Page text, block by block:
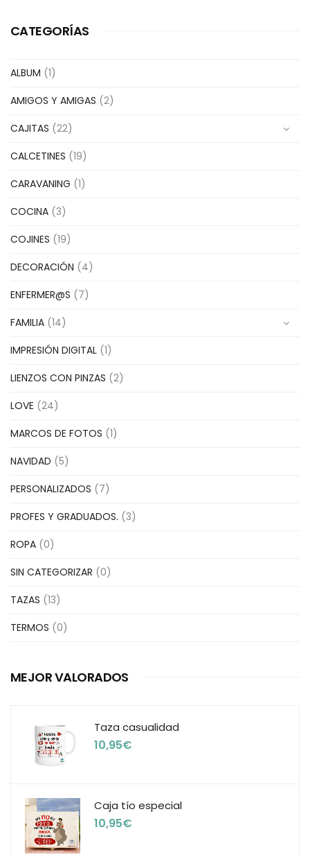
CATEGORÍAS
ALBUM (1)
AMIGOS Y AMIGAS (2)
CAJITAS (22)
CALCETINES (19)
CARAVANING (1)
COCINA (3)
COJINES (19)
DECORACIÓN (4)
ENFERMER@S (7)
FAMILIA (14)
IMPRESIÓN DIGITAL (1)
LIENZOS CON PINZAS (2)
LOVE (24)
MARCOS DE FOTOS (1)
NAVIDAD (5)
PERSONALIZADOS (7)
PROFES Y GRADUADOS. (3)
ROPA (0)
SIN CATEGORIZAR (0)
TAZAS (13)
TERMOS (0)
MEJOR VALORADOS
Taza casualidad
10,95€
Caja tío especial
10,95€